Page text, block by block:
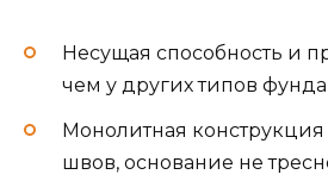
Несущая способность и
чем у других типов
Монолитная конструкция
швов, основание не